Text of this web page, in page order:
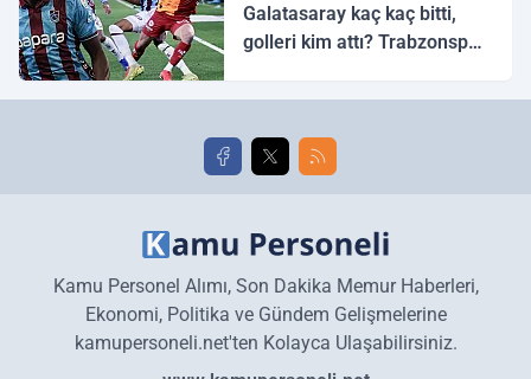
Galatasaray kaç kaç bitti,
golleri kim attı? Trabzonspor
golleri!
Kamu Personel Alımı, Son Dakika Memur Haberleri,
Ekonomi, Politika ve Gündem Gelişmelerine
kamupersoneli.net'ten Kolayca Ulaşabilirsiniz.